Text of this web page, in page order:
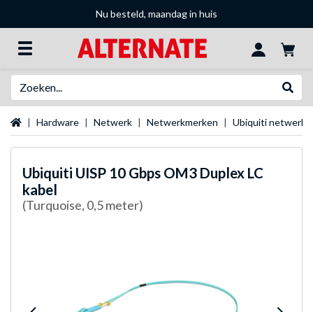
Nu besteld, maandag in huis
Startpagina
Hardware Netwerk Netwerkmerken Ubiquiti
Ubiquiti UISP 10 Gbps OM3 Duplex LC
kabel
(Turquoise, 0,5 meter)